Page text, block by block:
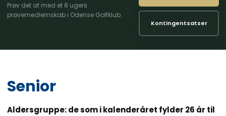
Prøv det af med et 8 ugers
prøvemedlemskab i Odense Golfklub.
Kontingentsatser
Senior
Aldersgruppe: de som i kalenderåret fylder 26 år til